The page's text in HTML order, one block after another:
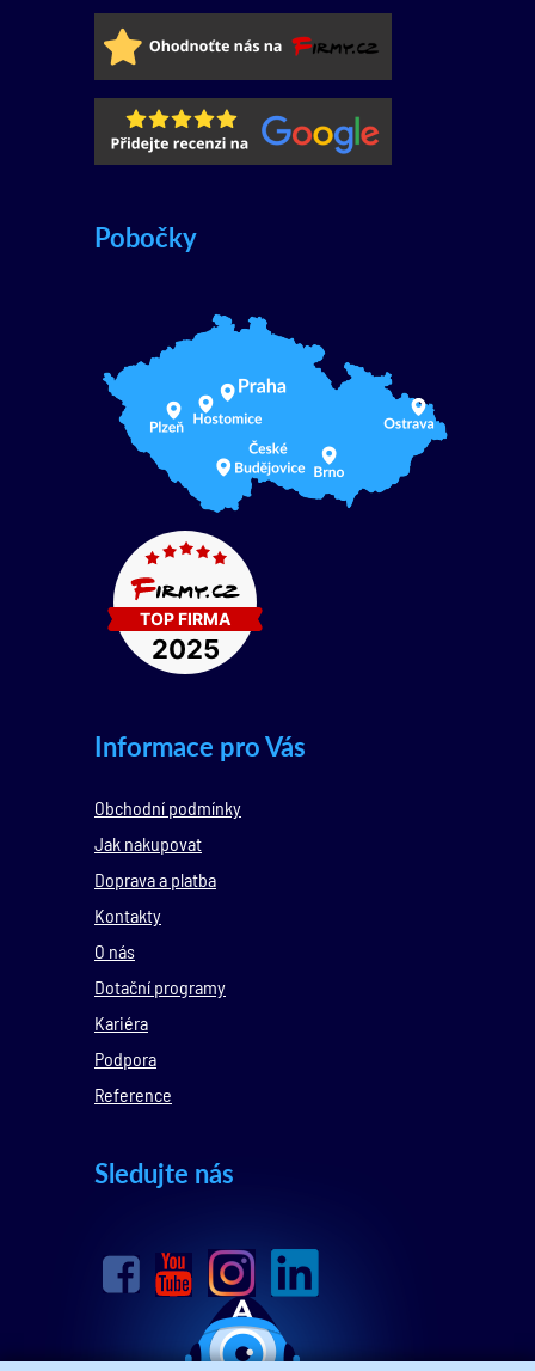
Pobočky
Informace pro Vás
Obchodní podmínky
Jak nakupovat
Doprava a platba
Kontakty
O nás
Dotační programy
Kariéra
Podpora
Reference
Sledujte nás